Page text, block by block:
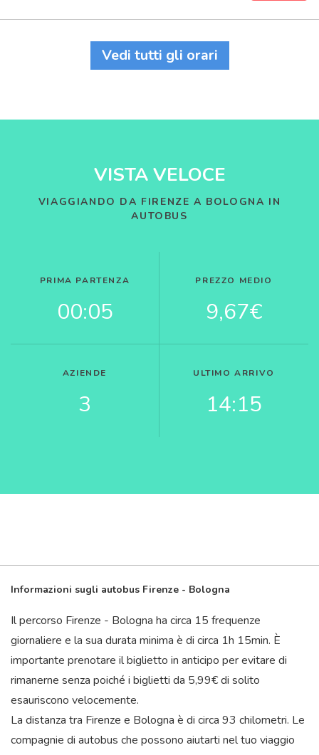
Vedi tutti gli orari
VISTA VELOCE
VIAGGIANDO DA FIRENZE A BOLOGNA IN
AUTOBUS
PRIMA PARTENZA
00:05
PREZZO MEDIO
9,67€
AZIENDE
3
ULTIMO ARRIVO
14:15
Informazioni sugli autobus Firenze - Bologna
Il percorso Firenze - Bologna ha circa 15 frequenze
giornaliere e la sua durata minima è di circa 1h 15min. È
importante prenotare il biglietto in anticipo per evitare di
rimanerne senza poiché i biglietti da 5,99€ di solito
esauriscono velocemente.
La distanza tra Firenze e Bologna è di circa 93 chilometri. Le
compagnie di autobus che possono aiutarti nel tuo viaggio